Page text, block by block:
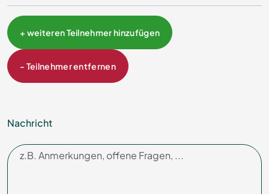
+ weiteren Teilnehmer hinzufügen
- Teilnehmer entfernen
Nachricht